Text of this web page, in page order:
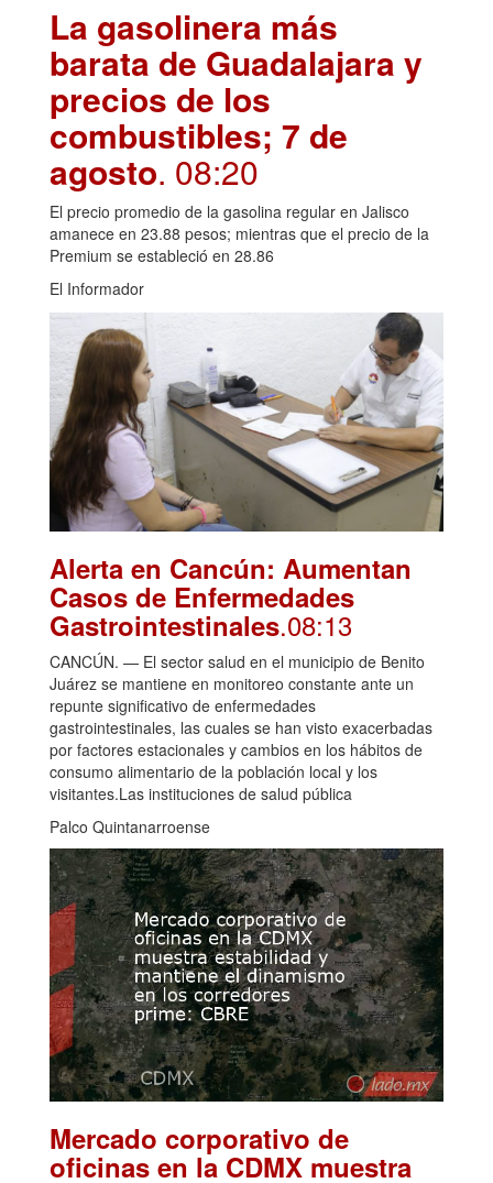
La gasolinera más
barata de Guadalajara y
precios de los
combustibles; 7 de
agosto. 08:20
El precio promedio de la gasolina regular en Jalisco
amanece en 23.88 pesos; mientras que el precio de la
Premium se estableció en 28.86
El Informador
Alerta en Cancún: Aumentan
Casos de Enfermedades
Gastrointestinales.08:13
CANCÚN. — El sector salud en el municipio de Benito
Juárez se mantiene en monitoreo constante ante un
repunte significativo de enfermedades
gastrointestinales, las cuales se han visto exacerbadas
por factores estacionales y cambios en los hábitos de
consumo alimentario de la población local y los
visitantes.Las instituciones de salud pública
Palco Quintanarroense
Mercado corporativo de
oficinas en la CDMX muestra